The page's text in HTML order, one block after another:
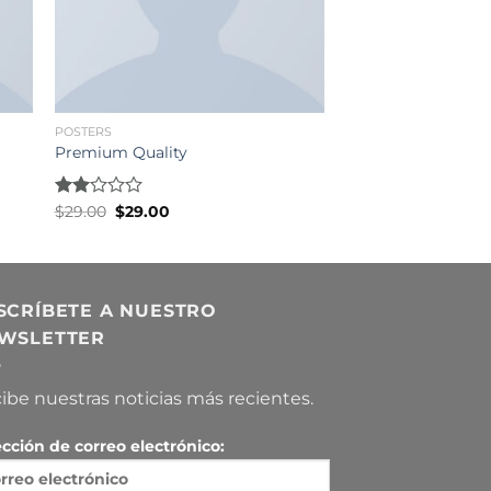
POSTERS
Premium Quality
Rated
of 5
$29.00 Original
$29.00Current
A NUESTRO
nuestras noticias más recientes.
de correo electrónico: